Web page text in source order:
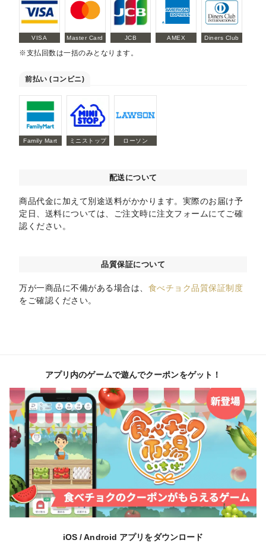
VISA Master Card JCB AMEX Diners Club
※支払回数は一括のみとなります。
前払い (コンビニ)
Family Mart ミニストップ ローソン
配送について
商品代金に加えて別途送料がかかります。実際のお届け予
定日、送料については、ご注文時に注文フォームにてご確
認ください。
品質保証について
万が一商品に不備がある場合は、 食べチョク品質保証制度
をご確認ください。
アプリ内のゲームで遊んでクーポンをゲット！
iOS / Android アプリをダウンロード